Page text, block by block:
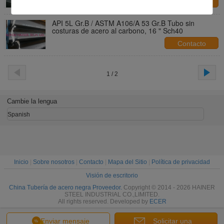
API 5L Gr.B / ASTM A106/A 53 Gr.B Tubo sin
costuras de acero al carbono, 16 " Sch40
Contacto
1 / 2
Enviar mensaje Solicitar una
Cambie la lengua
Spanish
Inicio Sobre nosotros Contacto Mapa del Sitio
Política de privacidad
Visión de escritorio
China Tubería de acero negra Proveedor. Copyright © 2014 - 2026 HAINER
STEEL INDUSTRIAL CO.,LIMITED.
All rights reserved. Developed by ECER